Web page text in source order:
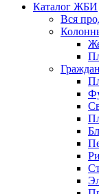
Каталог ЖБИ
Вся